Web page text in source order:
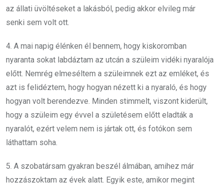
az állati üvöltéseket a lakásból, pedig akkor elvileg már
senki sem volt ott.
4. A mai napig élénken él bennem, hogy kiskoromban
nyaranta sokat labdáztam az utcán a szüleim vidéki nyaralója
előtt. Nemrég elmeséltem a szüleimnek ezt az emléket, és
azt is felidéztem, hogy hogyan nézett ki a nyaraló, és hogy
hogyan volt berendezve. Minden stimmelt, viszont kiderült,
hogy a szüleim egy évvel a születésem előtt eladták a
nyaralót, ezért velem nem is jártak ott, és fotókon sem
láthattam soha.
5. A szobatársam gyakran beszél álmában, amihez már
hozzászoktam az évek alatt. Egyik este, amikor megint